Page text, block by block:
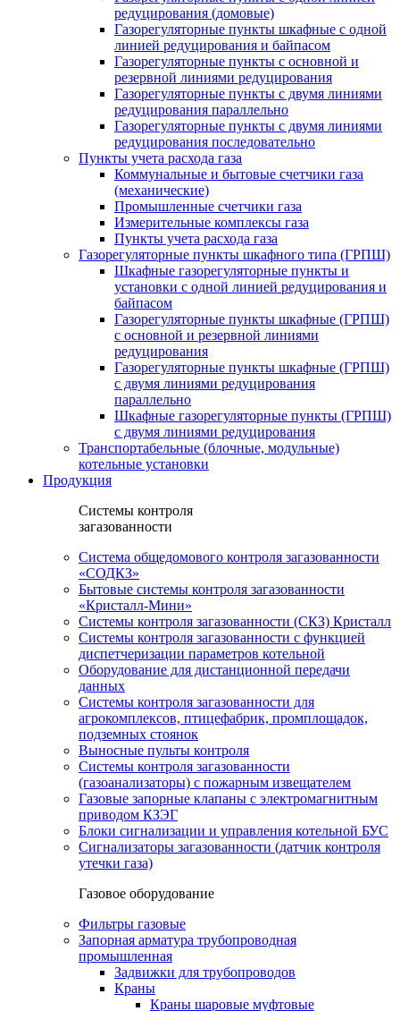
редуцирования (домовые)
Газорегуляторные пункты шкафные с одной
линией редуцирования и байпасом
Газорегуляторные пункты с основной и
резервной линиями редуцирования
Газорегуляторные пункты с двумя линиями
редуцирования параллельно
Газорегуляторные пункты с двумя линиями
редуцирования последовательно
Пункты учета расхода газа
Коммунальные и бытовые счетчики газа
(механические)
Промышленные счетчики газа
Измерительные комплексы газа
Пункты учета расхода газа
Газорегуляторные пункты шкафного типа (ГРПШ)
Шкафные газорегуляторные пункты и
установки c одной линией редуцирования и
байпасом
Газорегуляторные пункты шкафные (ГРПШ)
с основной и резервной линиями
редуцирования
Газорегуляторные пункты шкафные (ГРПШ)
с двумя линиями редуцирования
параллельно
Шкафные газорегуляторные пункты (ГРПШ)
c двумя линиями редуцирования
Транспортабельные (блочные, модульные)
котельные установки
Продукция
Системы контроля
загазованности
Система общедомового контроля загазованности
«СОДКЗ»
Бытовые системы контроля загазованности
«Кристалл-Мини»
Системы контроля загазованности (СКЗ) Кристалл
Системы контроля загазованности с функцией
диспетчеризации параметров котельной
Оборудование для дистанционной передачи
данных
Системы контроля загазованности для
агрокомплексов, птицефабрик, промплощадок,
подземных стоянок
Выносные пульты контроля
Системы контроля загазованности
(газоанализаторы) с пожарным извещателем
Газовые запорные клапаны с электромагнитным
приводом КЗЭГ
Блоки сигнализации и управления котельной БУС
Сигнализаторы загазованности (датчик контроля
утечки газа)
Газовое оборудование
Фильтры газовые
Запорная арматура трубопроводная
промышленная
Задвижки для трубопроводов
Краны
Краны шаровые муфтовые